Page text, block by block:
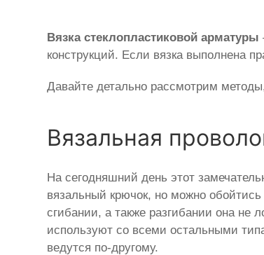
Вязкастеклопластиковойарматуры
конструкций. Если вязка выполнена
Давайте детально рассмотрим
Вязальная
На сегодняшний день этот
вязальный крючок, но можно
сгибании, а также разгибании она
используют со всеми остальными
ведутся по-другому.